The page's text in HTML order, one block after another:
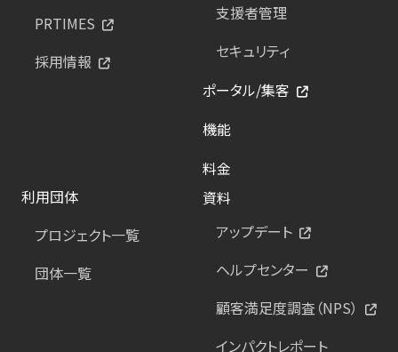
PRTIMES
採用情報
支援者管理
セキュリティ
ポータル/集客
機能
料金
利用団体
プロジェクト一覧
団体一覧
資料
アップデート
ヘルプセンター
顧客満足度調査（NPS）
インパクトレポート